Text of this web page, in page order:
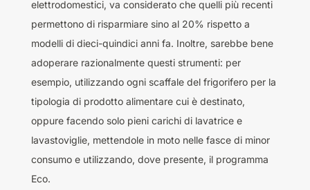
elettrodomestici, va considerato che quelli più recenti
permettono di risparmiare sino al 20% rispetto a
modelli di dieci-quindici anni fa. Inoltre, sarebbe bene
adoperare razionalmente questi strumenti: per
esempio, utilizzando ogni scaffale del frigorifero per la
tipologia di prodotto alimentare cui è destinato,
oppure facendo solo pieni carichi di lavatrice e
lavastoviglie, mettendole in moto nelle fasce di minor
consumo e utilizzando, dove presente, il programma
Eco.